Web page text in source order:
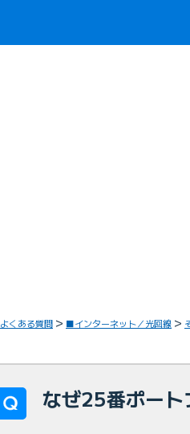
よくある質問 ■インターネット／光回線
なぜ25番ポート